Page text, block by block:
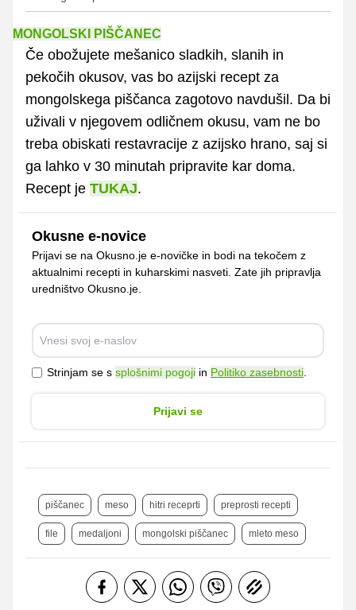
MONGOLSKI PIŠČANEC
Če obožujete mešanico sladkih, slanih in
pekočih okusov, vas bo azijski recept za
mongolskega piščanca zagotovo navdušil. Da bi
uživali v njegovem odličnem okusu, vam ne bo
treba obiskati restavracije z azijsko hrano, saj si
ga lahko v 30 minutah pripravite kar doma.
Recept je TUKAJ.
Okusne e-novice
Prijavi se na Okusno.je e-novičke in bodi na tekočem z
aktualnimi recepti in kuharskimi nasveti. Zate jih pripravlja
uredništvo Okusno.je.
Strinjam se s splošnimi pogoji in Politiko zasebnosti
Prijavi se
piščanec meso hitri receprti preprosti recepti
file medaljoni mongolski piščanec mleto meso